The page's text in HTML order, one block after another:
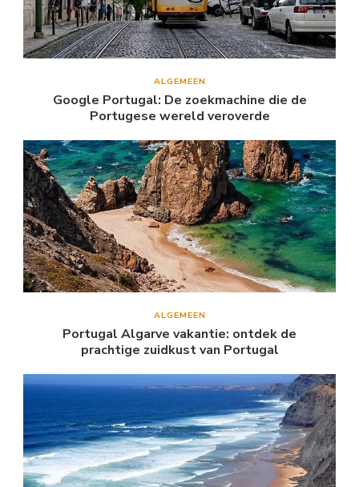
ALGEMEEN
Google Portugal: De zoekmachine die de
Portugese wereld veroverde
ALGEMEEN
Portugal Algarve vakantie: ontdek de
prachtige zuidkust van Portugal